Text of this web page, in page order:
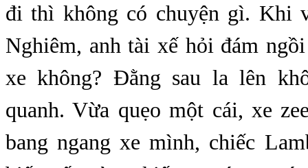
đi thì không có chuyện gì. Khi
Nghiêm, anh tài xế hỏi đám
xe không? Đằng sau la lên
quanh. Vừa quẹo một cái, xe
bang ngang xe mình, chiếc